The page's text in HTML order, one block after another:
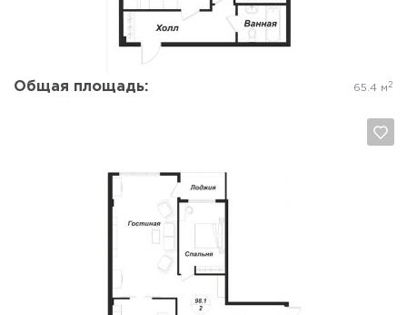
Общая площадь: 65.4 м 2
Да, удалить Отмена